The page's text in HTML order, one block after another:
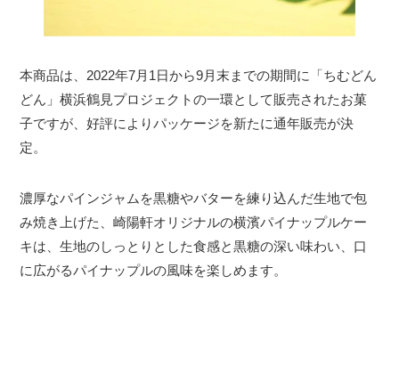
本商品は、2022年7月1日から9月末までの期間に「ちむどん
どん」横浜鶴見プロジェクトの一環として販売されたお菓
子ですが、好評によりパッケージを新たに通年販売が決
定。
濃厚なパインジャムを黒糖やバターを練り込んだ生地で包
み焼き上げた、崎陽軒オリジナルの横濱パイナップルケー
キは、生地のしっとりとした食感と黒糖の深い味わい、口
に広がるパイナップルの風味を楽しめます。